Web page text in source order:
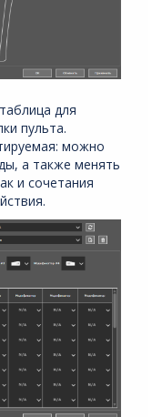
для
пульта.
можно
а также менять
и сочетания